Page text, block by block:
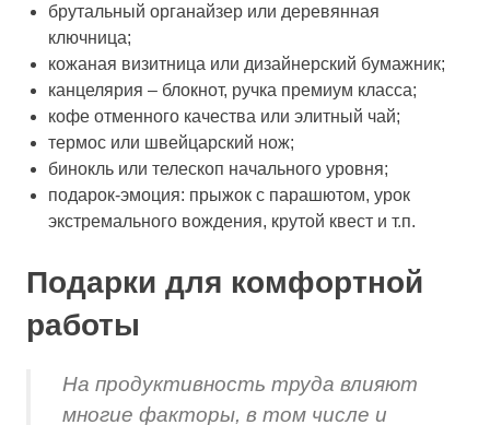
брутальный органайзер или деревянная
ключница;
кожаная визитница или дизайнерский бумажник;
канцелярия – блокнот, ручка премиум класса;
кофе отменного качества или элитный чай;
термос или швейцарский нож;
бинокль или телескоп начального уровня;
подарок-эмоция: прыжок с парашютом, урок
экстремального вождения, крутой квест и т.п.
Подарки для комфортной
работы
На продуктивность труда влияют
многие факторы, в том числе и